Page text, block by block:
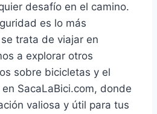
desafío en el camino.
es lo más
trata de viajar en
a explorar otros
sobre bicicletas y el
SacaLaBici.com, donde
valiosa y útil para tus